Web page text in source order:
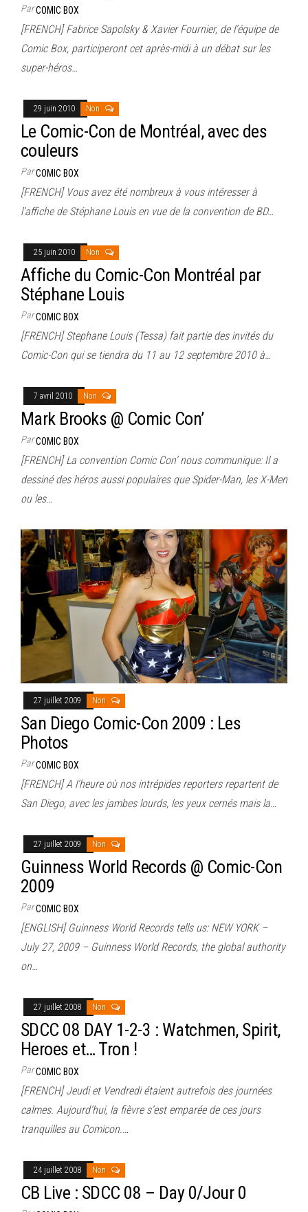
ParCOMIC BOX
[FRENCH] Fabrice Sapolsky & Xavier Fournier, de l’équipe de
Comic Box, participeront cet après-midi à un débat sur les
super-héros…
29 juin 2010 Non
Le Comic-Con de Montréal, avec des
couleurs
ParCOMIC BOX
[FRENCH] Vous avez été nombreux à vous intéresser à
l’affiche de Stéphane Louis en vue de la convention de BD…
25 juin 2010 Non
Affiche du Comic-Con Montréal par
Stéphane Louis
ParCOMIC BOX
[FRENCH] Stephane Louis (Tessa) fait partie des invités du
Comic-Con qui se tiendra du 11 au 12 septembre 2010 à…
7 avril 2010 Non
Mark Brooks @ Comic Con’
ParCOMIC BOX
[FRENCH] La convention Comic Con’ nous communique: Il a
dessiné des héros aussi populaires que Spider-Man, les X-Men
ou les…
27 juillet 2009 Non
San Diego Comic-Con 2009 : Les
Photos
ParCOMIC BOX
[FRENCH] A l’heure où nos intrépides reporters repartent de
San Diego, avec les jambes lourds, les yeux cernés mais la…
27 juillet 2009 Non
Guinness World Records @ Comic-Con
2009
ParCOMIC BOX
[ENGLISH] Guinness World Records tells us: NEW YORK –
July 27, 2009 – Guinness World Records, the global authority
on…
27 juillet 2008 Non
SDCC 08 DAY 1-2-3 : Watchmen, Spirit,
Heroes et… Tron !
ParCOMIC BOX
[FRENCH] Jeudi et Vendredi étaient autrefois des journées
calmes. Aujourd’hui, la fièvre s’est emparée de ces jours
tranquilles au Comicon.…
24 juillet 2008 Non
CB Live : SDCC 08 – Day 0/Jour 0